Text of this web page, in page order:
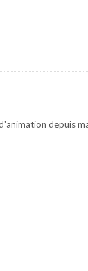
depuis